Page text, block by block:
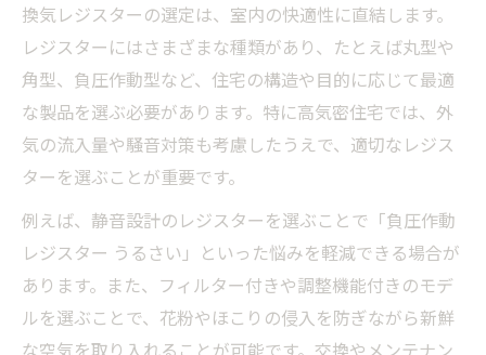
換気レジスターの選定は、室内の快適性に直結します。
レジスターにはさまざまな種類があり、たとえば丸型や
角型、負圧作動型など、住宅の構造や目的に応じて最適
な製品を選ぶ必要があります。特に高気密住宅では、外
気の流入量や騒音対策も考慮したうえで、適切なレジス
ターを選ぶことが重要です。
例えば、静音設計のレジスターを選ぶことで「負圧作動
レジスター うるさい」といった悩みを軽減できる場合が
あります。また、フィルター付きや調整機能付きのモデ
ルを選ぶことで、花粉やほこりの侵入を防ぎながら新鮮